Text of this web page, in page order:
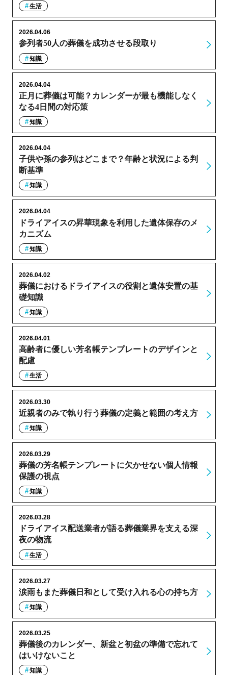
生活
参列者50人の葬儀を成功させる段取り
2026.04.06
知識
正月に葬儀は可能？カレンダーが最も機能しなく
なる4日間の対応策
2026.04.04
知識
子供や孫の参列はどこまで？年齢と状況による判
断基準
2026.04.04
知識
ドライアイスの昇華現象を利用した遺体保存のメ
カニズム
2026.04.04
知識
葬儀におけるドライアイスの役割と遺体安置の基
礎知識
2026.04.02
知識
高齢者に優しい芳名帳テンプレートのデザインと
配慮
2026.04.01
生活
近親者のみで執り行う葬儀の定義と範囲の考え方
2026.03.30
知識
葬儀の芳名帳テンプレートに欠かせない個人情報
保護の視点
2026.03.29
知識
ドライアイス配送業者が語る葬儀業界を支える深
夜の物流
2026.03.28
生活
涙雨もまた葬儀日和として受け入れる心の持ち方
2026.03.27
知識
葬儀後のカレンダー、新盆と初盆の準備で忘れて
はいけないこと
2026.03.25
知識